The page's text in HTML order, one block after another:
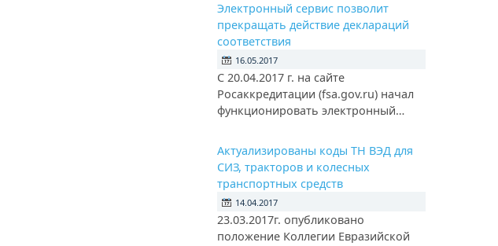
Электронный сервис позволит
прекращать действие деклараций
соответствия
16.05.2017
С 20.04.2017 г. на сайте
Росаккредитации (fsa.gov.ru) начал
функционировать электронный…
Актуализированы коды ТН ВЭД для
СИЗ, тракторов и колесных
транспортных средств
14.04.2017
23.03.2017г. опубликовано
положение Коллегии Евразийской